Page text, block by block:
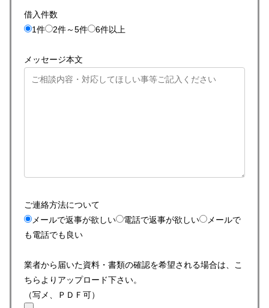
借入件数
1件
2件～5件 6件以上
メッセージ本文
ご連絡方法について
メールで返事が欲しい
電話で返事が欲しい
メールで
も電話でも良い
業者から届いた資料・書類の確認を希望される場合は、こ
ちらよりアップロード下さい。
（写メ、ＰＤＦ可）